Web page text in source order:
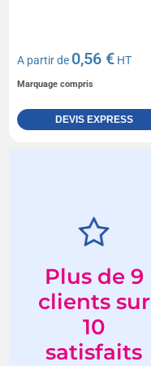
A partir de 0,56 € HT
Marquage compris
DEVIS EXPRESS
Plus de 9
clients sur
10
satisfaits